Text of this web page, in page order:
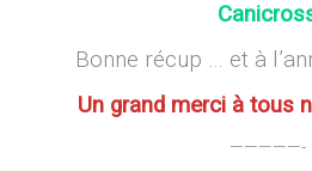
Bonne récup … et à
Un grand merci à tous
—————-